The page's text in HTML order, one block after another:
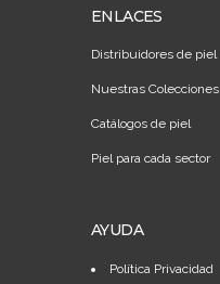
ENLACES
Distribuidores de piel
Nuestras Colecciones
Catálogos de piel
Piel para cada sector
AYUDA
Política Privacidad